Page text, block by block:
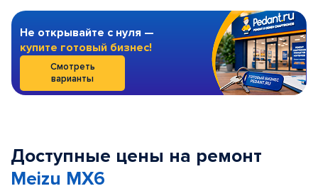
Не открывайте с нуля —
купите готовый бизнес!
Смотреть
варианты
Доступные цены на ремонт
Meizu MX6